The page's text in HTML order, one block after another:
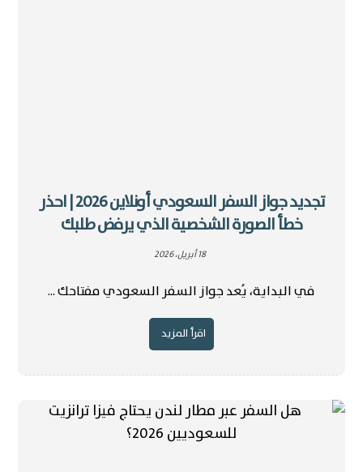
تجديد جواز السفر السعودي أونلاين 2026 | احذر
خطأ الصورة الشخصية الذي يرفض طلبك
18 أبريل، 2026
في البداية، يُعد جواز السفر السعودي مفتاحك ...
اقرأ المزيد